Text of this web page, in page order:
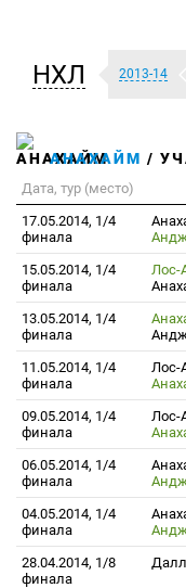
НХЛ 2013-14
АНАХАЙМ /
Дата, тур (место)
17.05.2014, 1/4
финала
15.05.2014, 1/4
финала
Лос-
13.05.2014, 1/4
финала
11.05.2014, 1/4
финала
Лос-
09.05.2014, 1/4
финала
Лос-
06.05.2014, 1/4
финала
04.05.2014, 1/4
финала
28.04.2014, 1/8
финала